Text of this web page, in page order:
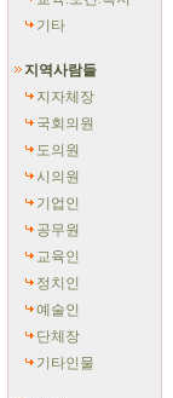
기타
지역사람들
지자체장
국회의원
도의원
시의원
기업인
공무원
교육인
정치인
예술인
단체장
기타인물